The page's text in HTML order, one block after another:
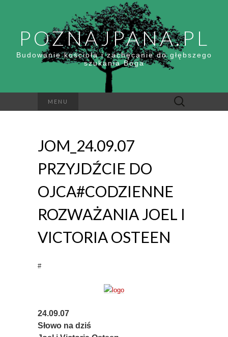
POZNAJPANA.PL
Budowanie kościoła i zachęcanie do głębszego
szukania Boga
MENU Szukaj:
JOM_24.09.07
PRZYJDŹCIE DO
OJCA#CODZIENNE
ROZWAŻANIA JOEL I
VICTORIA OSTEEN
#
24.09.07
Słowo na dziś